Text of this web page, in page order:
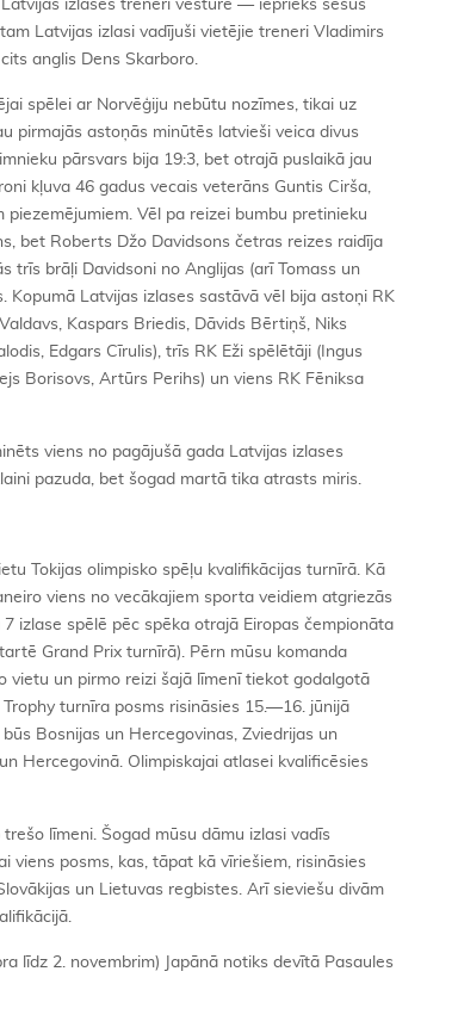
izlases treneri vēsturē — iepriekš sešus
Latvijas izlasi vadījuši vietējie treneri Vladimirs
anglis Dens Skarboro.
spēlei ar Norvēģiju nebūtu nozīmes, tikai uz
pirmajās astoņās minūtēs latvieši veica divus
pārsvars bija 19:3, bet otrajā puslaikā jau
kļuva 46 gadus vecais veterāns Guntis Cirša,
Vēl pa reizei bumbu pretinieku
bet Roberts Džo Davidsons četras reizes raidīja
trīs brāļi Davidsoni no Anglijas (arī Tomass un
Kopumā Latvijas izlases sastāvā vēl bija astoņi RK
Kaspars Briedis, Dāvids Bērtiņš, Niks
Edgars Cīrulis), trīs RK Eži spēlētāji (Ingus
Borisovs, Artūrs Perihs) un viens RK Fēniksa
viens no pagājušā gada Latvijas izlases
pazuda, bet šogad martā tika atrasts miris.
Tokijas olimpisko spēļu kvalifikācijas turnīrā. Kā
viens no vecākajiem sporta veidiem atgriezās
izlase spēlē pēc spēka otrajā Eiropas čempionāta
Grand Prix turnīrā). Pērn mūsu komanda
vietu un pirmo reizi šajā līmenī tiekot godalgotā
turnīra posms risināsies 15.—16. jūnijā
Bosnijas un Hercegovinas, Zviedrijas un
Hercegovinā. Olimpiskajai atlasei kvalificēsies
līmeni. Šogad mūsu dāmu izlasi vadīs
viens posms, kas, tāpat kā vīriešiem, risināsies
un Lietuvas regbistes. Arī sieviešu divām
līdz 2. novembrim) Japānā notiks devītā Pasaules